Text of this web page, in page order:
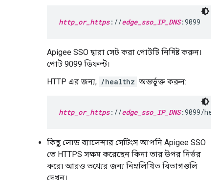
http_or_https://edge_sso_IP_DNS:9099
Apigee SSO দ্বারা সেট করা পোর্টটি নির্দিষ্ট করুন।
পোর্ট 9099 ডিফল্ট।
HTTP এর জন্য, /healthz অন্তর্ভুক্ত করুন:
http_or_https://edge_sso_IP_DNS:9099/
কিছু লোড ব্যালেন্সার সেটিংস আপনি Apigee SSO
তে HTTPS সক্ষম করেছেন কিনা তার উপর নির্ভর
করে৷ আরও তথ্যের জন্য নিম্নলিখিত বিভাগগুলি
দেখুন।